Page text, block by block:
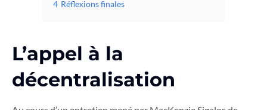
4 Réflexions finales
L’appel à la
décentralisation